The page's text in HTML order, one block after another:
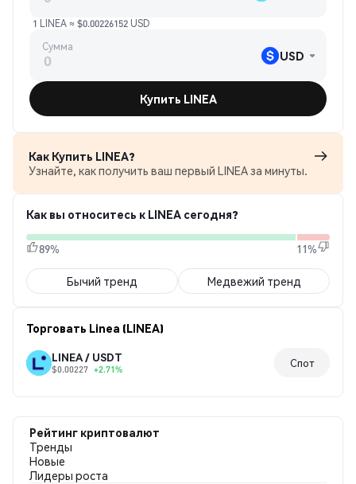
1 LINEA ≈ $0.00226152 USD
Сумма
USD
Купить LINEA
Как Купить LINEA?
Узнайте, как получить ваш первый LINEA за минуты.
Как вы относитесь к LINEA сегодня?
89% 11%
Бычий тренд Медвежий тренд
Торговать Linea (LINEA)
LINEA / USDT
$0.00227 +2.71% Спот
Рейтинг криптовалют
Тренды
Новые
Лидеры роста